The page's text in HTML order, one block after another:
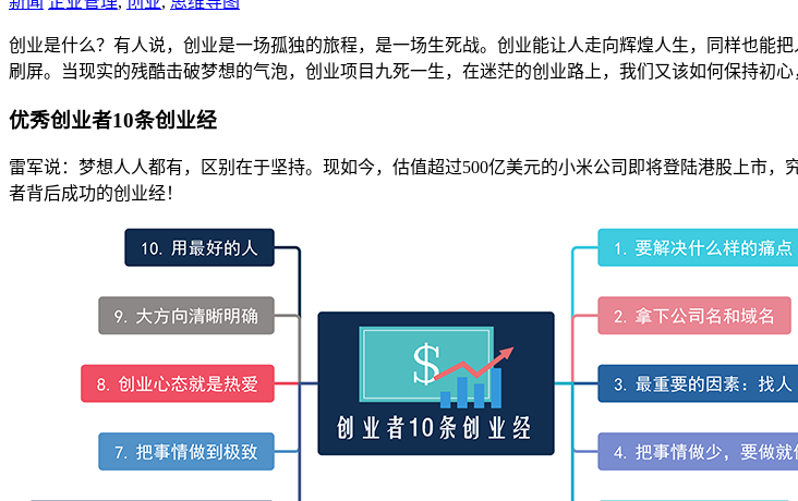
创业是什么？有人说，创业是一场孤独的旅程，是一场生死战。创业能让人走向辉煌人生，同样也能
刷屏。当现实的残酷击破梦想的气泡，创业项目九死一生，在迷茫的创业路上，我们又该如何保持初心
优秀创业者10条创业经
雷军说：梦想人人都有，区别在于坚持。现如今，估值超过500亿美元的小米公司即将登陆港股上市
者背后成功的创业经！